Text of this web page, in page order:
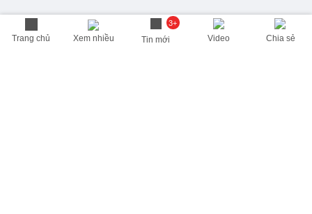
Trang chủ Xem nhiều
3+
Tin mới Video Chia sẻ